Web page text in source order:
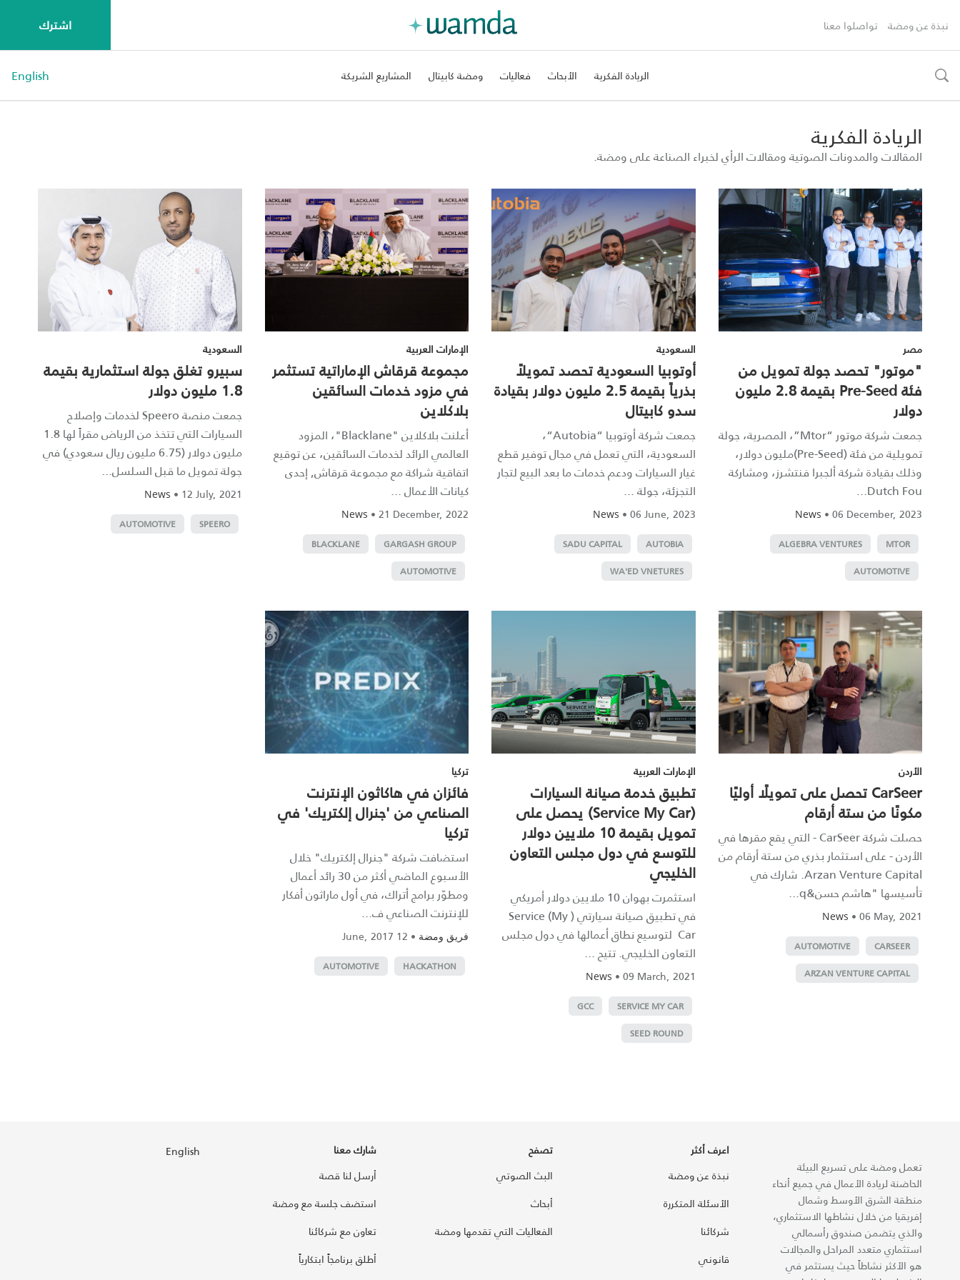
نبذة عن ومضة تواصلوا معنا اشترك
toggle
الريادة الفكرية الأبحاث فعاليات ومضة كابيتال المشاريع الشريكة English
الريادة الفكرية
المقالات والمدونات الصوتية ومقالات الرأي لخبراء الصناعة على ومضة.
مصر
"موتور" تحصد جولة تمويل من
فئة Pre-Seed بقيمة 2.8 مليون
دولار
جمعت شركة موتور “Mtor”، المصرية، جولة
تمويلية من فئة (Pre-Seed)مليون دولار،
وذلك بقيادة شركة ألجبرا فنتشرز، ومشاركة
Dutch Fou...
News •06 December, 2023
MTOR
ALGEBRA VENTURES
AUTOMOTIVE
السعودية
أوتوبيا السعودية تحصد تمويلاً
بذرياً بقيمة 2.5 مليون دولار بقيادة
سدو كابيتال
جمعت شركة أوتوبيا “Autobia“،
السعودية، التي تعمل في مجال توفير قطع
غيار السيارات ودعم خدمات ما بعد البيع لتجار
التجزئة، جولة ...
News •06 June, 2023
AUTOBIA
SADU CAPITAL
WA'ED VNETURES
الإمارات العربية
مجموعة قرقاش الإماراتية تستثمر
في مزود خدمات السائقين
بلاكلاين
أعلنت بلاكلاين "Blacklane"، المزود
العالمي الرائد لخدمات السائقين، عن توقيع
اتفاقية شراكة مع مجموعة قرقاش, إحدى
كيانات الأعمال ...
News •21 December, 2022
GARGASH GROUP
BLACKLANE
AUTOMOTIVE
السعودية
سبيرو تغلق جولة استثمارية بقيمة
1.8 مليون دولار
جمعت منصة Speero لخدمات وإصلاح
السيارات التي تتخذ من الرياض مقراً لها 1.8
مليون دولار (6.75 مليون ريال سعودي) في
جولة تمويل ما قبل السلسل...
News • 12 July, 2021
SPEERO
AUTOMOTIVE
الأردن
CarSeer تحصل على تمويلًا أوليًا
مكونًا من ستة أرقام
حصلت شركة CarSeer - التي يقع مقرها في
الأردن - على استثمار بذري من ستة أرقام من
Arzan Venture Capital. شارك في
تأسيسها "هاشم حسن&q...
News •06 May, 2021
CARSEER
AUTOMOTIVE
ARZAN VENTURE CAPITAL
الإمارات العربية
تطبيق خدمة صيانة السيارات
(Service My Car) يحصل على
تمويل بقيمة 10 ملايين دولار
للتوسع في دول مجلس التعاون
الخليجي
استثمرت بهوان 10 ملايين دولار أمريكي
في تطبيق صيانة سيارتي ( Service (My
Car لتوسيع نطاق أعمالها في دول مجلس
التعاون الخليجي. تتيح ...
News •09 March, 2021
SERVICE MY CAR
GCC
SEED ROUND
تركيا
فائزان في هاكاثون الإنترنت
الصناعي من 'جنرال إلكتريك' في
تركيا
استضافت شركة "جنرال إلكتريك" خلال
الأسبوع الماضي أكثر من 30 رائد أعمال
ومطوّر برامج أتراك، في أول ماراثون أفكار
للإنترنت الصناعي ف...
فريق ومضة •
12 June, 2017
HACKATHON
AUTOMOTIVE
تعمل ومضة على تسريع البيئة
الحاضنة لريادة الأعمال في جميع أنحاء
منطقة الشرق الأوسط وشمال
إفريقيا من خلال نشاطها الاستثماري،
والذي يتضمن صندوق رأسمالي
استثماري متعدد المراحل والمجالات
هو الأكثر نشاطاً حيث يستثمر في
اعرف أكثر
نبذة عن ومضة
الأسئلة المتكررة
شركائنا
قانوني
تصفح
البث الصوتي
أبحاث
الفعاليات التي تقدمها ومضة
شارك معنا
أرسل لنا قصة
استضف جلسة مع ومضة
تعاون مع شركائنا
أطلق برنامجاً ابتكارياً
English